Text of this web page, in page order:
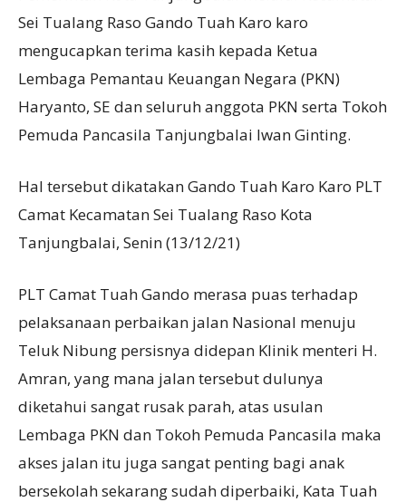
Sei Tualang Raso Gando Tuah Karo karo
mengucapkan terima kasih kepada Ketua
Lembaga Pemantau Keuangan Negara (PKN)
Haryanto, SE dan seluruh anggota PKN serta Tokoh
Pemuda Pancasila Tanjungbalai Iwan Ginting.
Hal tersebut dikatakan Gando Tuah Karo Karo PLT
Camat Kecamatan Sei Tualang Raso Kota
Tanjungbalai, Senin (13/12/21)
PLT Camat Tuah Gando merasa puas terhadap
pelaksanaan perbaikan jalan Nasional menuju
Teluk Nibung persisnya didepan Klinik menteri H.
Amran, yang mana jalan tersebut dulunya
diketahui sangat rusak parah, atas usulan
Lembaga PKN dan Tokoh Pemuda Pancasila maka
akses jalan itu juga sangat penting bagi anak
bersekolah sekarang sudah diperbaiki, Kata Tuah